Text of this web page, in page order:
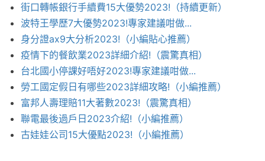
街口轉帳銀行手續費15大優勢2023!（持續更新）
波特王學歷7大優勢2023!專家建議咁做...
身分證ax9大分析2023!（小編貼心推薦）
疫情下的餐飲業2023詳細介紹!（震驚真相）
台北國小停課好唔好2023!專家建議咁做...
勞工國定假日有哪些2023詳細攻略!（小編推薦）
富邦人壽理賠11大著數2023!（震驚真相）
聯電最後過戶日2023介紹!（小編推薦）
古娃娃公司15大優點2023!（小編推薦）